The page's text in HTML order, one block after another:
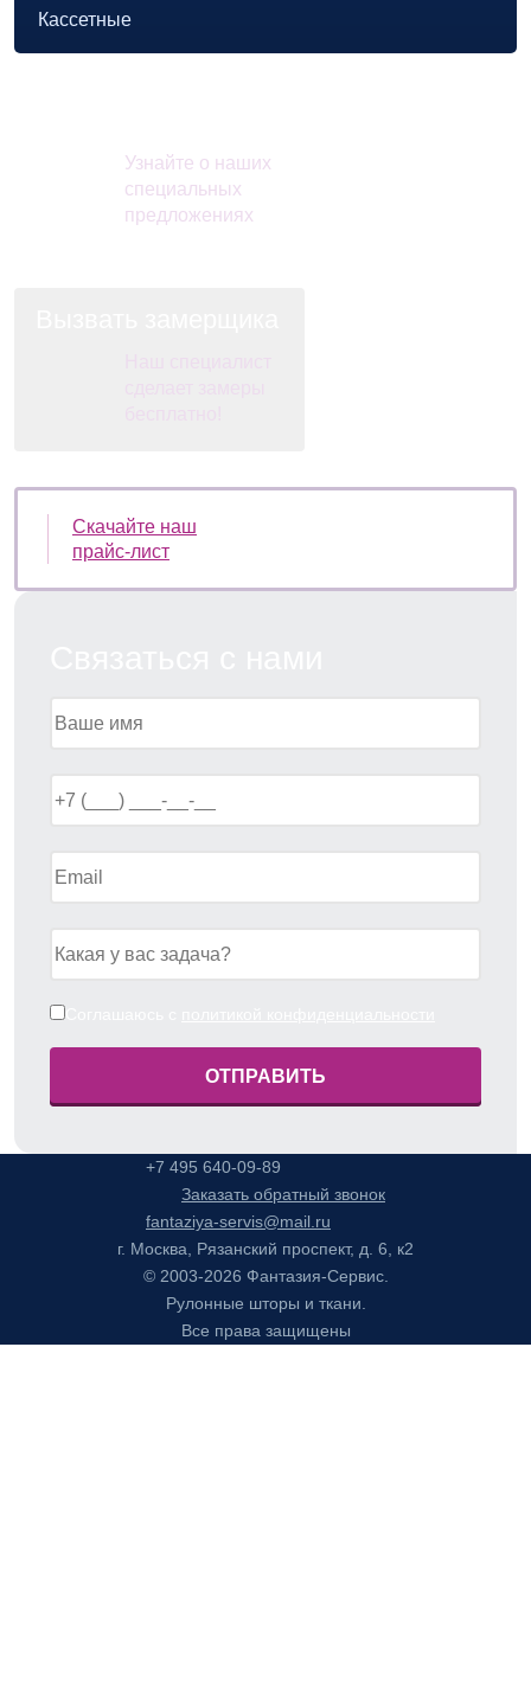
Кассетные
Узнайте о наших
специальных
предложениях
Скачайте наш
прайс-лист
ОТПРАВИТЬ
© 2003-2026 Фантазия-Сервис.
Рулонные шторы и ткани.
Все права защищены
г. Москва, Рязанский проспект, д. 6, к2
+7 495 640-09-89
Заказать обратный звонок
fantaziya-servis@mail.ru